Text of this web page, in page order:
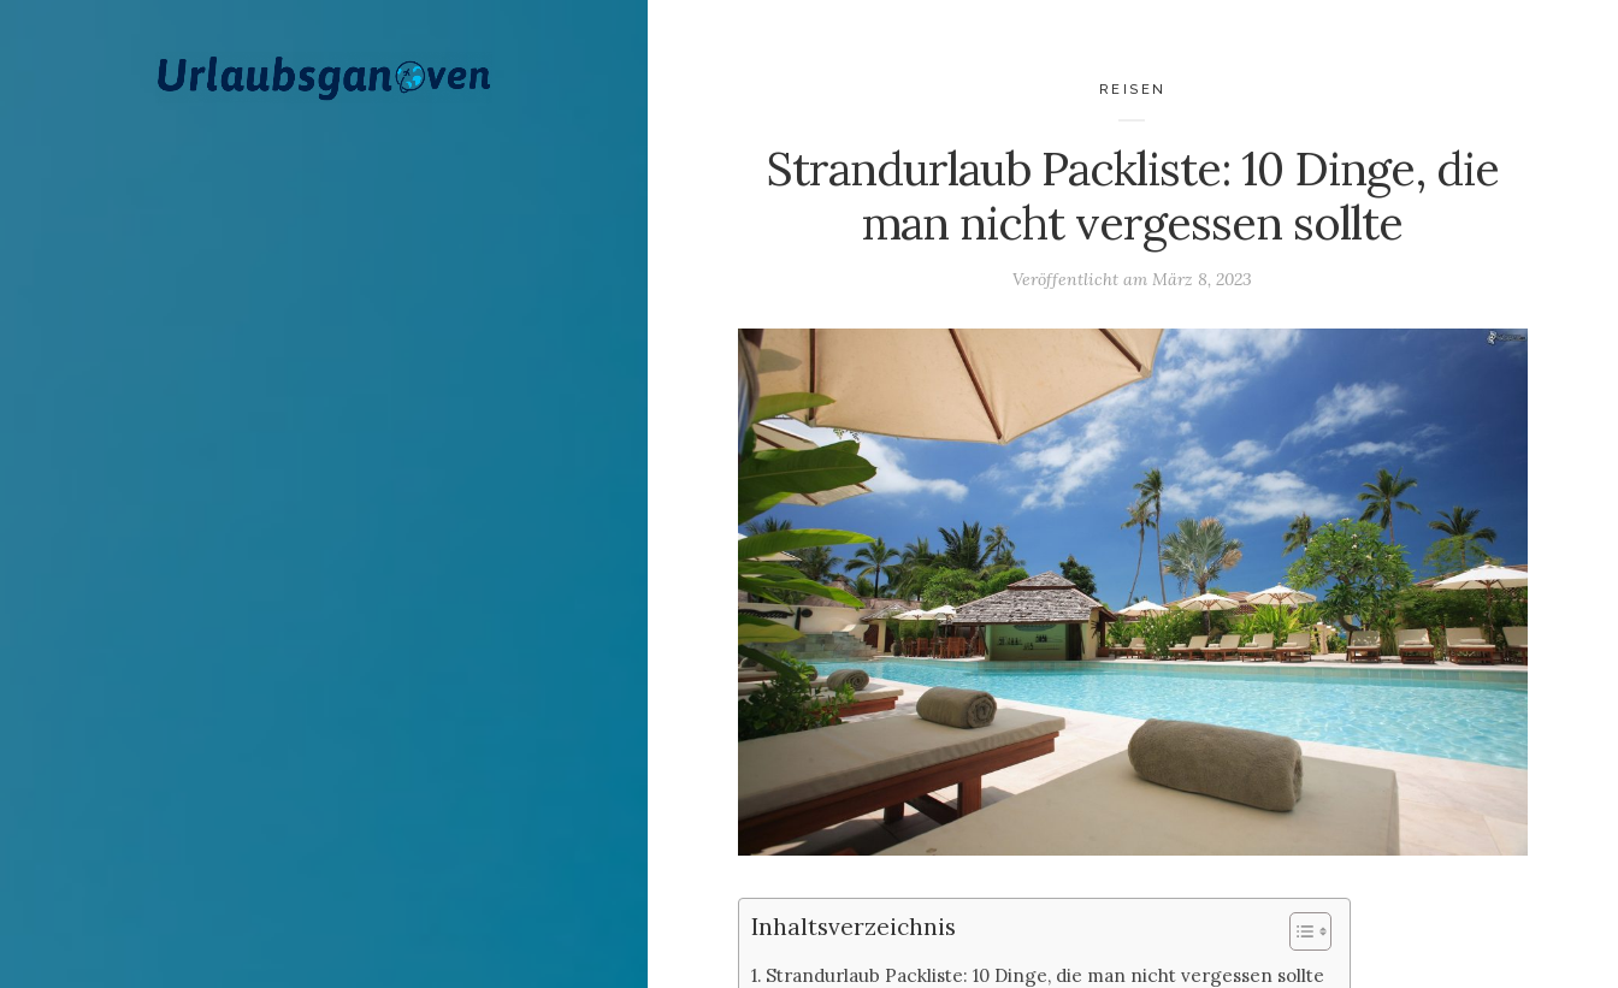
REISEN
Strandurlaub Packliste: 10 Dinge, die
man nicht vergessen sollte
Veröffentlicht amMärz 8, 2023
Inhaltsverzeichnis
Strandurlaub Packliste: 10 Dinge, die man nicht vergessen sollte